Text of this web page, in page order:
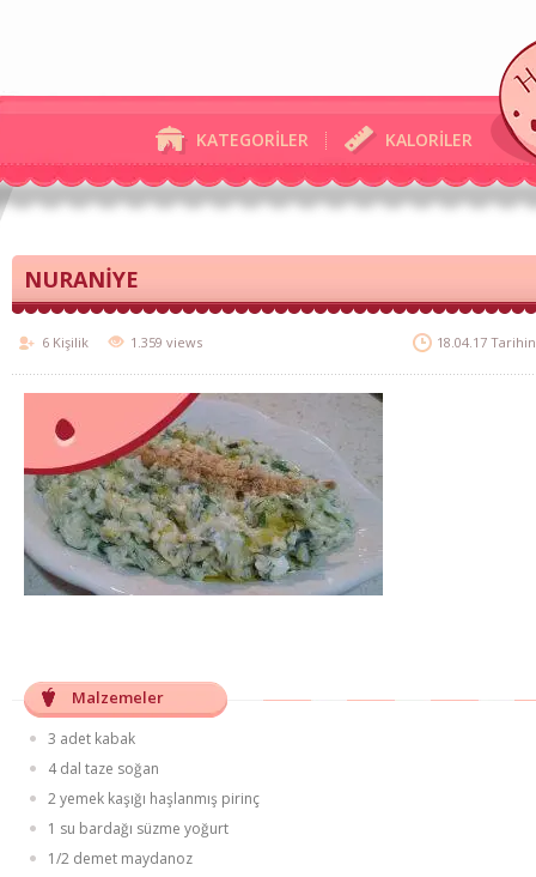
KATEGORİLER KALORİLER
NURANİYE
6 Kişilik 1.359 views 18.04.17
Malzemeler
3 adet kabak
4 dal taze soğan
2 yemek kaşığı haşlanmış pirinç
1 su bardağı süzme yoğurt
1/2 demet maydanoz